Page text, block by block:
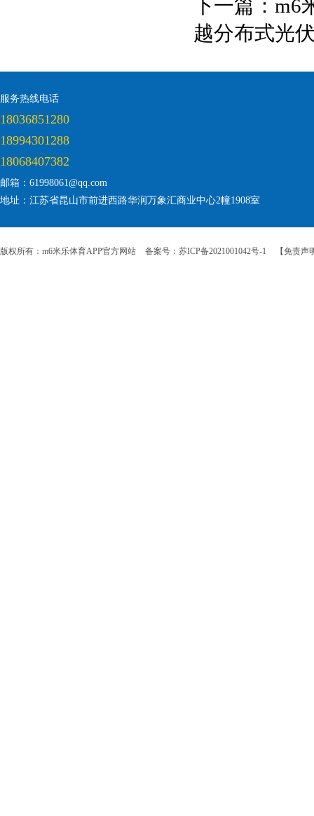
下一篇： m6
越分布式光
服务热线电话
18036851280
18994301288
18068407382
邮箱：61998061@qq.com
地址：江苏省昆山市前进西路华润万象汇商业中心2幢1908室
版权所有：m6米乐体育APP官方网站 备案号：苏ICP备2021001042号-1 【免责声